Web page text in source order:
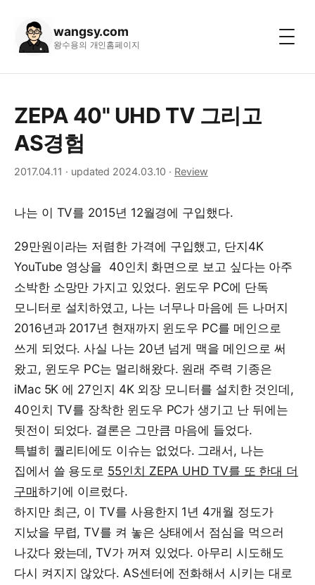
wangsy.com
왕수용의 개인홈페이지
ZEPA 40" UHD TV 그리고
AS경험
2017.04.11 · updated 2024.03.10 · Review
나는 이 TV를 2015년 12월경에 구입했다.
29만원이라는 저렴한 가격에 구입했고, 단지4K
YouTube 영상을 40인치 화면으로 보고 싶다는 아주
소박한 소망만 가지고 있었다. 윈도우 PC에 단독
모니터로 설치하였고, 나는 너무나 마음에 든 나머지
2016년과 2017년 현재까지 윈도우 PC를 메인으로
쓰게 되었다. 사실 나는 20년 넘게 맥을 메인으로 써
왔고, 윈도우 PC는 멀리해왔다. 원래 주력 기종은
iMac 5K 에 27인지 4K 외장 모니터를 설치한 것인데,
40인치 TV를 장착한 윈도우 PC가 생기고 난 뒤에는
뒷전이 되었다. 결론은 그만큼 마음에 들었다.
특별히 퀄리티에도 이슈는 없었다. 그래서, 나는
집에서 쓸 용도로 55인치 ZEPA UHD TV를 또 한대 더
구매하기에 이르렀다.
하지만 최근, 이 TV를 사용한지 1년 4개월 정도가
지났을 무렵, TV를 켜 놓은 상태에서 점심을 먹으러
나갔다 왔는데, TV가 꺼져 있었다. 아무리 시도해도
다시 켜지지 않았다. AS센터에 전화해서 시키는 대로